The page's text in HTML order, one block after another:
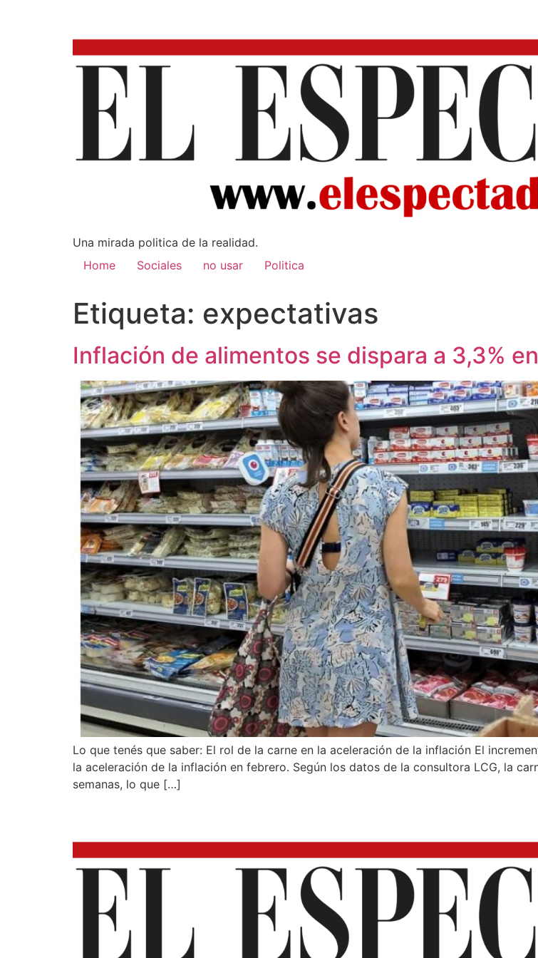
Una mirada poli­tica de la realidad.
Home
Sociales no usar Politica
Etiqueta: expectativas
Inflación de alimentos se dispara a 3,3%
Lo que tenés que saber: El rol de la carne en la aceleración de la inflación El
la aceleración de la inflación en febrero. Según los datos de la consultora LCG, la
semanas, lo que […]